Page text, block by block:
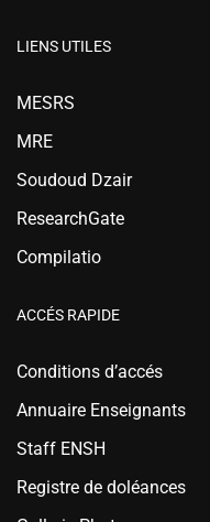
LIENS UTILES
MESRS
MRE
Soudoud Dzair
ResearchGate
Compilatio
ACCÉS RAPIDE
Conditions d’accés
Annuaire Enseignants
Staff ENSH
Registre de doléances